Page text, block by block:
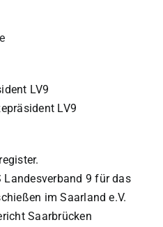
LV9
LV9
Landesverband 9 für das
im Saarland e.V.
Saarbrücken